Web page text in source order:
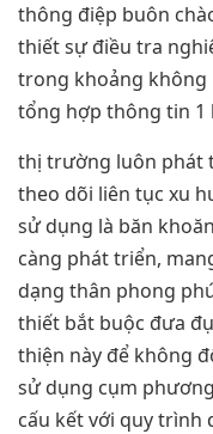
thông điệp buôn
thiết sự điều tra
trong khoảng không
tổng hợp thông tin 1
thị trường luôn phát
theo dõi liên tục xu
sử dụng là băn
càng phát triển,
dạng thân phong
thiết bắt buộc đưa
thiện này để không
sử dụng cụm
cấu kết với quy trình